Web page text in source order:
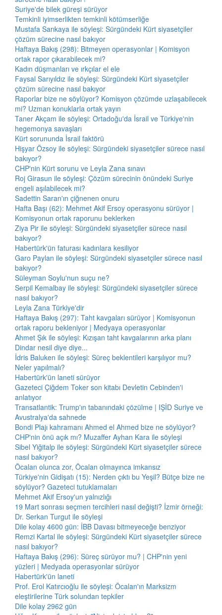
Suriye'de bilek güreşi sürüyor
Temkinli iyimserlikten temkinli kötümserliğe
Mustafa Sarıkaya ile söyleşi: Sürgündeki Kürt siyasetçiler
çözüm sürecine nasıl bakıyor
Haftaya Bakış (298): Bitmeyen operasyonlar | Komisyon
ortak rapor çıkarabilecek mi?
Kadın düşmanları ve ırkçılar el ele
Faysal Sarıyıldız ile söyleşi: Sürgündeki Kürt siyasetçiler
çözüm sürecine nasıl bakıyor
Raporlar bize ne söylüyor? Komisyon çözümde uzlaşabilecek
mi? Uzman konuklarla ortak yayın
Taner Akçam ile söyleşi: Ortadoğu'da İsrail ve Türkiye'nin
hegemonya savaşları
Kürt sorununda İsrail faktörü
Hişyar Özsoy ile söyleşi: Sürgündeki siyasetçiler sürece nasıl
bakıyor?
CHP'nin Kürt sorunu ve Leyla Zana sınavı
Roj Girasun ile söyleşi: Çözüm sürecinin önündeki Suriye
engeli aşılabilecek mi?
Sadettin Saran'ın çiğnenen onuru
Hafta Başı (62): Mehmet Akif Ersoy operasyonu sürüyor |
Komisyonun ortak raporunu beklerken
Ziya Pir ile söyleşi: Sürgündeki siyasetçiler sürece nasıl
bakıyor?
Habertürk'ün faturası kadınlara kesiliyor
Garo Paylan ile söyleşi: Sürgündeki siyasetçiler sürece nasıl
bakıyor?
Süleyman Soylu'nun suçu ne?
Serpil Kemalbay ile söyleşi: Sürgündeki siyasetçiler sürece
nasıl bakıyor?
Leyla Zana Türkiye'dir
Haftaya Bakış (297): Taht kavgaları sürüyor | Komisyonun
ortak raporu bekleniyor | Medyaya operasyonlar
Ahmet Şık ile söyleşi: Kızışan taht kavgalarının arka planı
Dindar nesil diye diye...
İdris Baluken ile söyleşi: Süreç beklentileri karşılıyor mu?
Neler yapılmalı?
Habertürk'ün laneti sürüyor
Gazeteci Çiğdem Toker son kitabı Devletin Cebinden'i
anlatıyor
Transatlantik: Trump'ın tabanındaki çözülme | IŞİD Suriye ve
Avustralya'da sahnede
Bondi Plajı kahramanı Ahmed el Ahmed bize ne söylüyor?
CHP'nin önü açık mı? Muzaffer Ayhan Kara ile söyleşi
Sibel Yiğitalp ile söyleşi: Sürgündeki Kürt siyasetçiler sürece
nasıl bakıyor?
Öcalan olunca zor, Öcalan olmayınca imkansız
Türkiye'nin Gidişatı (15): Nerden çıktı bu Yeşil? Bütçe bize ne
söylüyor? Gazeteci tutuklamaları
Mehmet Akif Ersoy'un yalnızlığı
19 Mart sonrası seçmen tercihleri nasıl değişti? İzmir örneği:
Dr. Serkan Turgut ile söyleşi
Dile kolay 4600 gün: İBB Davası bitmeyeceğe benziyor
Remzi Kartal ile söyleşi: Sürgündeki Kürt siyasetçiler sürece
nasıl bakıyor?
Haftaya Bakış (296): Süreç sürüyor mu? | CHP'nin yeni
yüzleri | Medyada operasyonlar sürüyor
Habertürk'ün laneti
Prof. Erol Katırcıoğlu ile söyleşi: Öcalan'ın Marksizm
eleştirilerine Türk solundan tepkiler
Dile kolay 2962 gün